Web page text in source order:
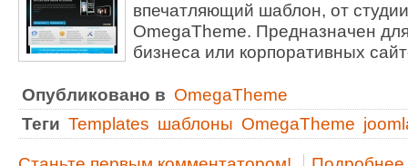
впечатляющий шаблон, от студии
OmegaTheme. Предназначен
бизнеса или корпоративных
Опубликовано в OmegaTheme
Теги Templates шаблоны OmegaTheme